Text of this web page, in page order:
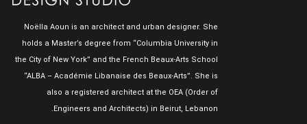
Noëlla Aoun is an architect and urban designer. She
holds a Master’s degree from “Columbia University in
the City of New York” and the French Beaux-Arts School
“ALBA – Académie Libanaise des Beaux-Arts”. She is
also a registered architect at the OEA (Order of
Engineers and Architects) in Beirut, Lebanon.